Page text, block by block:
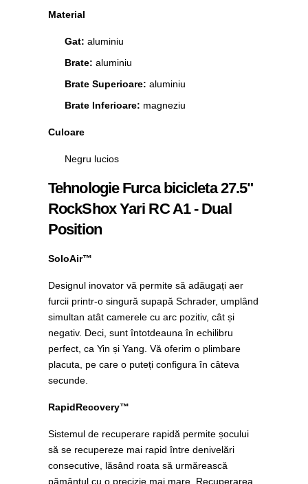
Material
Gat: aluminiu
Brate: aluminiu
Brate Superioare: aluminiu
Brate Inferioare: magneziu
Culoare
Negru lucios
Tehnologie Furca bicicleta 27.5"
RockShox Yari RC A1 - Dual
Position
SoloAir™
Designul inovator vă permite să adăugați aer
furcii printr-o singură supapă Schrader, umplând
simultan atât camerele cu arc pozitiv, cât și
negativ. Deci, sunt întotdeauna în echilibru
perfect, ca Yin și Yang. Vă oferim o plimbare
placuta, pe care o puteți configura în câteva
secunde.
RapidRecovery™
Sistemul de recuperare rapidă permite șocului
să se recupereze mai rapid între denivelări
consecutive, lăsând roata să urmărească
pământul cu o precizie mai mare. Recuperarea